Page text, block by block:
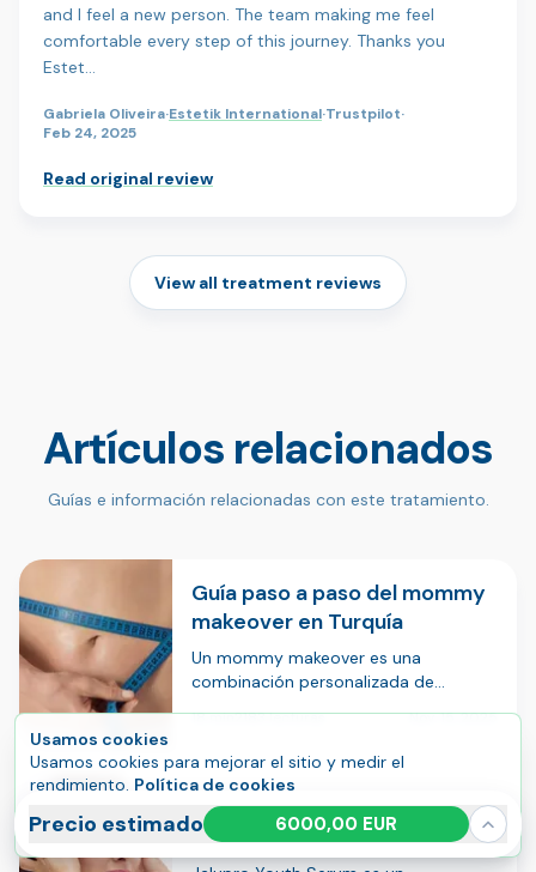
Precio estimado 6000,00 EUR
and I feel a new person. The team making me feel
comfortable every step of this journey. Thanks you
Estet…
Gabriela Oliveira·Estetik International·Trustpilot·
Feb 24, 2025
Read original review
View all treatment reviews
Artículos relacionados
Guías e información relacionadas con este tratamiento.
Guía paso a paso del mommy
makeover en Turquía
Un mommy makeover es una
combinación personalizada de
embarazo, el parto, la pérdida de
peso y la lactancia. En Turquía, estos
18 min2183 lecturas Nov. 15, 2025
Guía paso a paso sobre
Jalupro Youth Serum en
Turquía
Usamos cookies
Usamos cookies para mejorar el sitio y medir el
rendimiento. Política de cookies
Aceptar todas
Gestionar